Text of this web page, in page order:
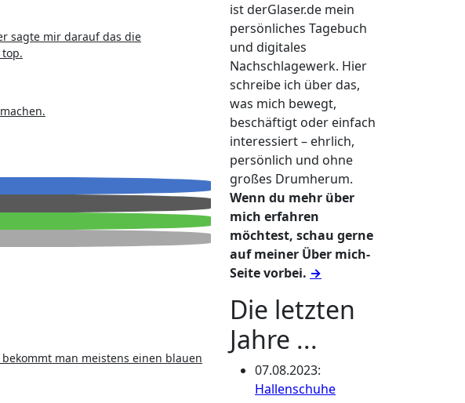
sagte mir darauf das die
man meistens einen blauen
ist derGlaser.de mein
persönliches Tagebuch
und digitales
Nachschlagewerk. Hier
schreibe ich über das,
was mich bewegt,
beschäftigt oder einfach
interessiert – ehrlich,
persönlich und ohne
großes Drumherum.
Wenn du mehr über
mich erfahren
möchtest, schau gerne
auf meiner Über mich-
Seite vorbei. →
Die letzten
Jahre ...
07.08.2023:
Hallenschuhe